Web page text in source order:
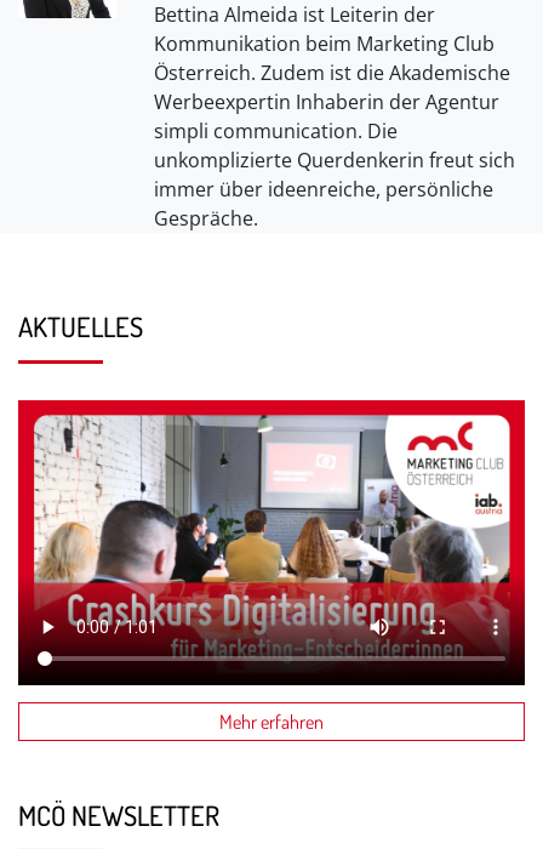
Bettina Almeida ist Leiterin der
Kommunikation beim Marketing Club
Österreich. Zudem ist die Akademische
Werbeexpertin Inhaberin der Agentur
simpli communication. Die
unkomplizierte Querdenkerin freut sich
immer über ideenreiche, persönliche
Gespräche.
AKTUELLES
Mehr erfahren
MCÖ NEWSLETTER